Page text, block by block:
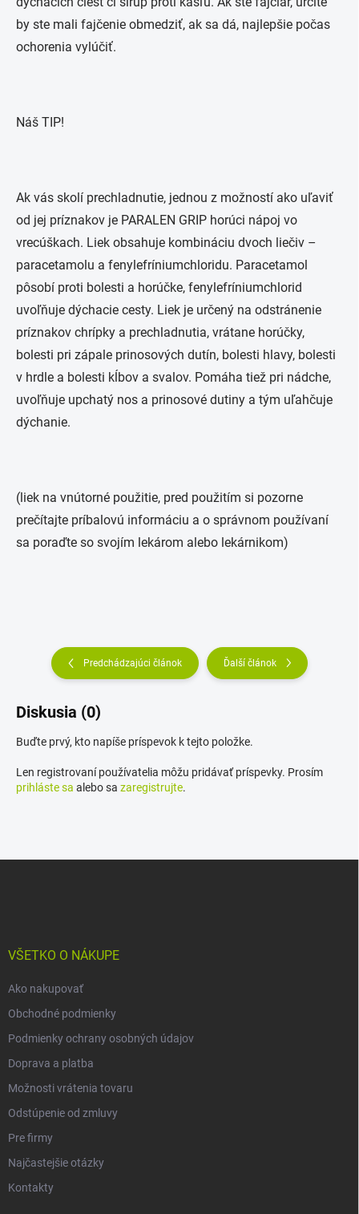
by ste mali fajčenie obmedziť, ak sa dá, najlepšie počas
ochorenia vylúčiť.
Náš TIP!
Ak vás skolí prechladnutie, jednou z možností ako uľaviť
od jej príznakov je PARALEN GRIP horúci nápoj vo
vrecúškach. Liek obsahuje kombináciu dvoch liečiv –
paracetamolu a fenylefríniumchloridu. Paracetamol
pôsobí proti bolesti a horúčke, fenylefríniumchlorid
uvoľňuje dýchacie cesty. Liek je určený na odstránenie
príznakov chrípky a prechladnutia, vrátane horúčky,
bolesti pri zápale prinosových dutín, bolesti hlavy, bolesti
v hrdle a bolesti kĺbov a svalov. Pomáha tiež pri nádche,
uvoľňuje upchatý nos a prinosové dutiny a tým uľahčuje
dýchanie.
(liek na vnútorné použitie, pred použitím si pozorne
prečítajte príbalovú informáciu a o správnom používaní
sa poraďte so svojím lekárom alebo lekárnikom)
Predchádzajúci článok Ďalší článok
Diskusia (0)
Buďte prvý, kto napíše príspevok k tejto položke.
Len registrovaní používatelia môžu pridávať príspevky. Prosím
prihláste sa alebo sa zaregistrujte.
VŠETKO O NÁKUPE
Ako nakupovať
Obchodné podmienky
Podmienky ochrany osobných údajov
Doprava a platba
Možnosti vrátenia tovaru
Odstúpenie od zmluvy
Pre firmy
Najčastejšie otázky
Kontakty